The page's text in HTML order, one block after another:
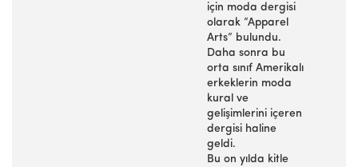
için moda dergisi
olarak “Apparel
Arts” bulundu.
Daha sonra bu
orta sınıf Amerikalı
erkeklerin moda
kural ve
gelişimlerini içeren
dergisi haline
geldi.
Bu on yılda kitle